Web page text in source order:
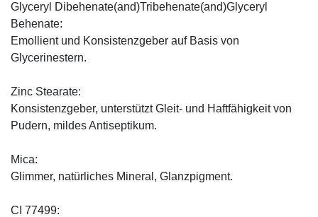
Glyceryl Dibehenate(and)Tribehenate(and)Glyceryl
Behenate:
Emollient und Konsistenzgeber auf Basis von
Glycerinestern.
Zinc Stearate:
Konsistenzgeber, unterstützt Gleit- und Haftfähigkeit von
Pudern, mildes Antiseptikum.
Mica:
Glimmer, natürliches Mineral, Glanzpigment.
CI 77499: